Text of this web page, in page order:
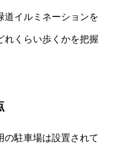
道イルミネーションを
れくらい歩くかを把握
の駐車場は設置されて